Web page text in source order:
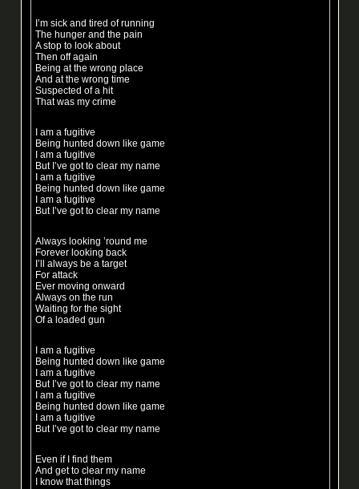
I’m sick and tired of running
The hunger and the pain
A stop to look about
Then off again
Being at the wrong place
And at the wrong time
Suspected of a hit
That was my crime
I am a fugitive
Being hunted down like game
I am a fugitive
But I’ve got to clear my name
I am a fugitive
Being hunted down like game
I am a fugitive
But I’ve got to clear my name
Always looking ’round me
Forever looking back
I’ll always be a target
For attack
Ever moving onward
Always on the run
Waiting for the sight
Of a loaded gun
I am a fugitive
Being hunted down like game
I am a fugitive
But I’ve got to clear my name
I am a fugitive
Being hunted down like game
I am a fugitive
But I’ve got to clear my name
Even if I find them
And get to clear my name
I know that things